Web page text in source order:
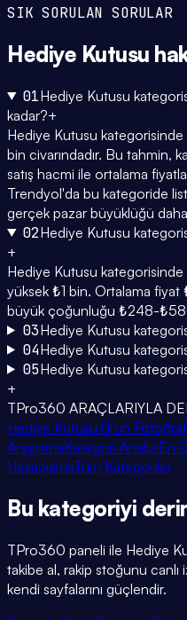
SIK SORULAN SORULAR
Hediye Kutusu
01Hediye Kutusu
kadar?+
Hediye Kutusu
bin civarındadır. Bu tahmin,
satış hacmi ile ortalama
Trendyol'da bu kategoride
gerçek pazar büyüklüğü
02Hediye Kutusu
+
Hediye Kutusu
yüksek ₺1 bin. Ortalama
büyük çoğunluğu ₺248-
03Hediye Kutusu
04Hediye Kutusu
05Hediye Kutusu
+
TPro360 ARAÇLARIYLA
Hediye Kutusu Ürün
AraştırmaKategori AnaliziEn
HesaplamaTüm Kategoriler
Bu kategoriyi
TPro360 paneli ile Hediye
takibe al, rakip stoğunu canlı
kendi sayfalarını güçlendir.